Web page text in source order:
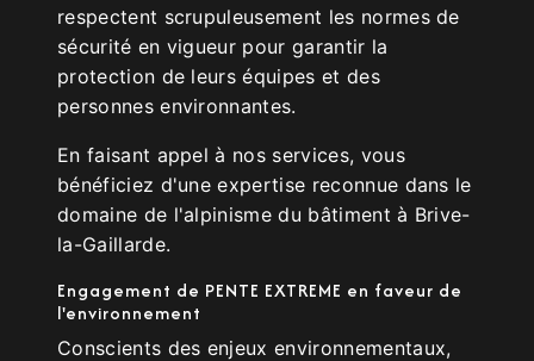
respectent scrupuleusement les normes de
sécurité en vigueur pour garantir la
protection de leurs équipes et des
personnes environnantes.
En faisant appel à nos services, vous
bénéficiez d'une expertise reconnue dans le
domaine de l'alpinisme du bâtiment à Brive-
la-Gaillarde.
Engagement de PENTE EXTREME en faveur de
l'environnement
Conscients des enjeux environnementaux,